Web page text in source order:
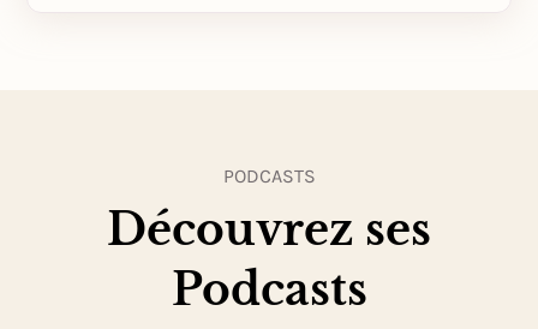
PODCASTS
Découvrez ses
Podcasts